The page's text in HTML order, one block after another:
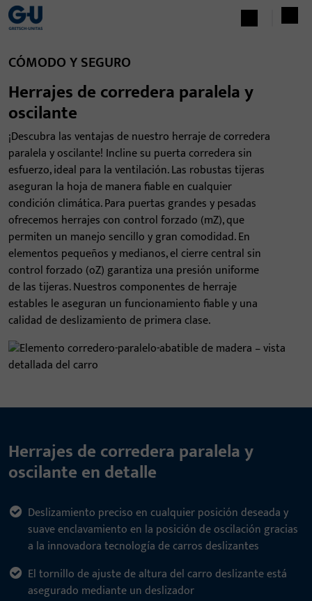
CÓMODO Y SEGURO
Herrajes de corredera paralela y
oscilante
¡Descubra las ventajas de nuestro herraje de corredera
paralela y oscilante! Incline su puerta corredera sin
esfuerzo, ideal para la ventilación. Las robustas tijeras
aseguran la hoja de manera fiable en cualquier
condición climática. Para puertas grandes y pesadas
ofrecemos herrajes con control forzado (mZ), que
permiten un manejo sencillo y gran comodidad. En
elementos pequeños y medianos, el cierre central sin
control forzado (oZ) garantiza una presión uniforme
de las tijeras. Nuestros componentes de herraje
estables le aseguran un funcionamiento fiable y una
calidad de deslizamiento de primera clase.
Herrajes de corredera paralela y
oscilante en detalle
Deslizamiento preciso en cualquier posición deseada y
suave enclavamiento en la posición de oscilación gracias
a la innovadora tecnología de carros deslizantes
El tornillo de ajuste de altura del carro deslizante está
asegurado mediante un deslizador